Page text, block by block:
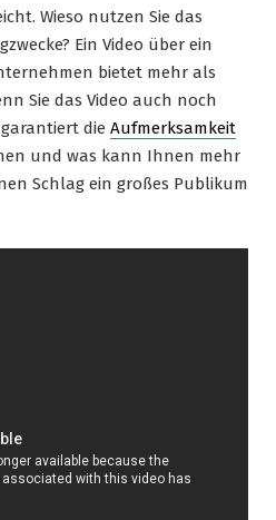
Wieso nutzen Sie das
Ein Video über ein
bietet mehr als
Sie das Video auch noch
die Aufmerksamkeit
und was kann Ihnen mehr
Schlag ein großes Publikum